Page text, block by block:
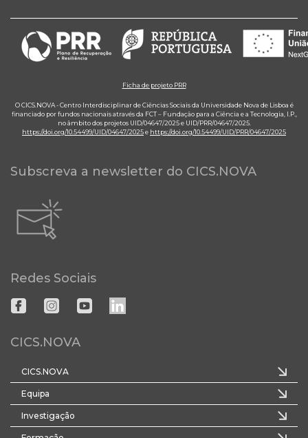
Ficha de projeto PRR
O CICS.NOVA - Centro Interdisciplinar de Ciências Sociais da Universidade Nova de Lisboa é
financiado por fundos nacionais através da FCT – Fundação para a Ciência e a Tecnologia, I.P.,
no âmbito dos projetos UID/04647/2025 e UID/PRR/04647/2025.
https://doi.org/10.54499/UID/04647/2025e https://doi.org/10.54499/UID/PRR/04647/2025
Subscreva a newsletter do CICS.NOVA
Redes Sociais
CICS.NOVA
CICS.NOVA
Equipa
Investigação